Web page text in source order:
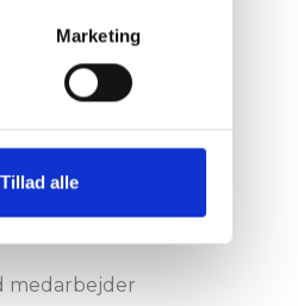
Marketing
Tillad alle
medarbejder